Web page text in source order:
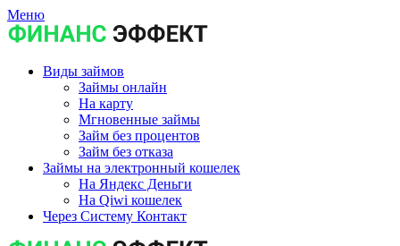
Меню
Виды займов
Займы онлайн
На карту
Мгновенные займы
Займ без процентов
Займ без отказа
Займы на электронный кошелек
На Яндекс Деньги
На Qiwi кошелек
Через Систему Контакт